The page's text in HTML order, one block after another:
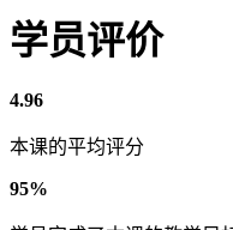
学员评价
4.96
本课的平均评分
95%